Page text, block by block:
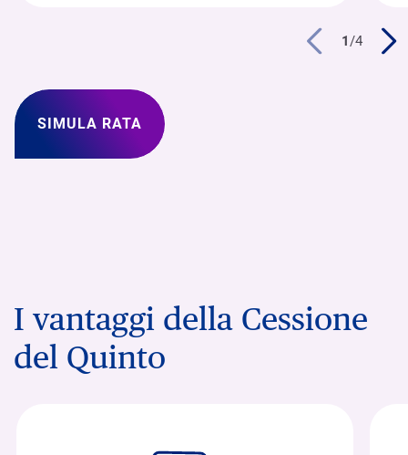
1/4
SIMULA RATA
I vantaggi della Cessione
del Quinto